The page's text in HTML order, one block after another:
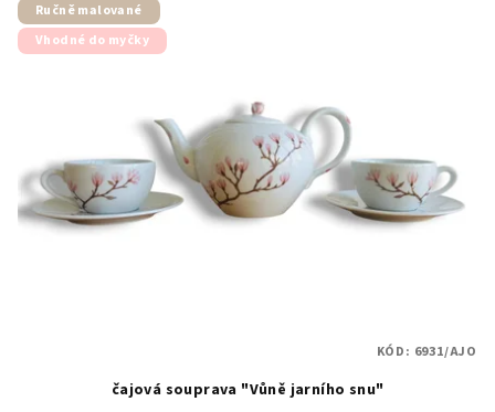
Ručně malované
Vhodné do myčky
čajová souprava "Vůně jarního snu"
KÓD: 6931/AJO